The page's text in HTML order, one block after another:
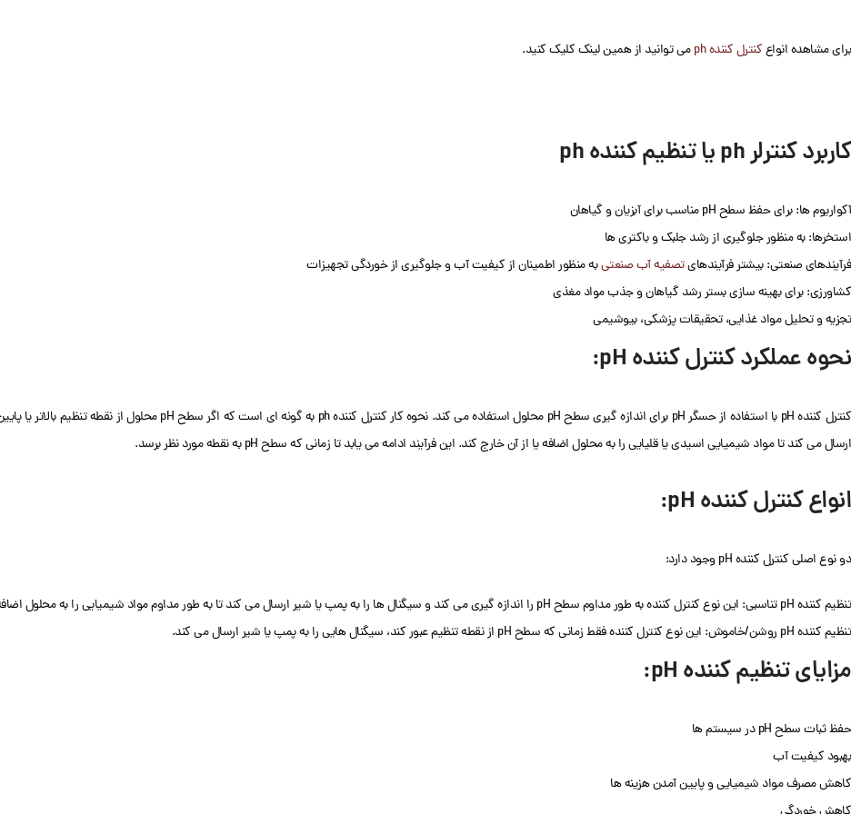
برای مشاهده انواعکنترل کننده ph می توانید از همین لینک کلیک کنید.
کاربرد کنترلر ph یا تنظیم کننده ph
آکواریوم ها: برای حفظ سطح pH مناسب برای آبزیان و گیاهان
استخرها: به منظور جلوگیری از رشد جلبک و باکتری ها
فرآیندهای صنعتی: بیشتر فرآیندهایتصفیه آب صنعتیبه منظور اطمینان از کیفیت آب و جلوگیری از خوردگی تجهیزات
کشاورزی: برای بهینه سازی بستر رشد گیاهان و جذب مواد مغذی
تجزیه و تحلیل مواد غذایی، تحقیقات پزشکی، بیوشیمی
نحوه عملکرد کنترل کننده pH:
ارسال می کند تا مواد شیمیایی اسیدی یا قلیایی را به محلول اضافه یا از آن خارج کند. این فرآیند ادامه می یابد تا زمانی که سطح pH به نقطه مورد نظر برسد.
انواع کنترل کننده pH:
دو نوع اصلی کنترل کننده pH وجود دارد:
تنظیم کننده pH تناسبی: این نوع کنترل کننده به طور مداوم سطح pH را اندازه گیری می کند و سیگنال ها را به پمپ یا شیر ارسال می کند تا به طور مداوم مواد شیمیایی را به محلول اضافه یا از آن خارج کند.
تنظیم کننده pH روشن/خاموش: این نوع کنترل کننده فقط زمانی که سطح pH از نقطه تنظیم عبور کند، سیگنال هایی را به پمپ یا شیر ارسال می کند.
مزایای تنظیم کننده pH:
حفظ ثبات سطح pH در سیستم ها
بهبود کیفیت آب
کاهش مصرف مواد شیمیایی و پایین آمدن هزینه ها